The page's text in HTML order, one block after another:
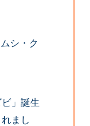
シ・ク
」誕生
まし